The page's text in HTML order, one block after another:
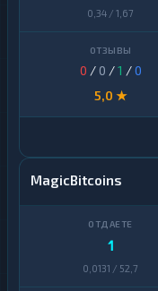
0,34 / 1,67
0 / 0 /1 /0
5,0 ★
MagicBitcoins
1
0,0131 / 52,7